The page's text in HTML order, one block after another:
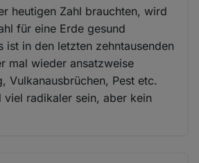
heutigen Zahl brauchten, wird
für eine Erde gesund
ist in den letzten zehntausenden
mal wieder ansatzweise
Vulkanausbrüchen, Pest etc.
viel radikaler sein, aber kein